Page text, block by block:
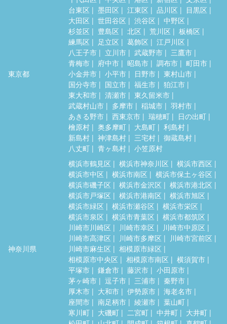
東京都
台東区
墨田区 江東区 品川区
目黒区
大田区
世田谷区 渋谷区
中野区
杉並区
豊島区 北区 荒川区
板橋区
練馬区
足立区 葛飾区
江戸川区
八王子市
立川市 武蔵野市
三鷹市
青梅市
府中市 昭島市 調布市
町田市
小金井市
小平市 日野市
東村山市
国分寺市
国立市 福生市
狛江市
東大和市
清瀬市
東久留米市
武蔵村山市
多摩市 稲城市
羽村市
あきる野市
西東京市 瑞穂町
日の出町
檜原村
奥多摩町 大島町
利島村
新島村
神津島村 三宅村
御蔵島村
八丈町
青ヶ島村 小笠原村
神奈川県
横浜市鶴見区 横浜市神奈川区
横浜市西区
横浜市中区
横浜市南区
横浜市保土ヶ谷区
横浜市磯子区
横浜市金沢区
横浜市港北区
横浜市戸塚区
横浜市港南区
横浜市旭区
横浜市緑区
横浜市瀬谷区
横浜市栄区
横浜市泉区
横浜市青葉区
横浜市都筑区
川崎市川崎区
川崎市幸区
川崎市中原区
川崎市高津区
川崎市多摩区
川崎市宮前区
川崎市麻生区
相模原市緑区
相模原市中央区
相模原市南区
横須賀市
平塚市
鎌倉市 藤沢市
小田原市
茅ヶ崎市
逗子市 三浦市
秦野市
厚木市
大和市 伊勢原市
海老名市
座間市
南足柄市 綾瀬市
葉山町
寒川町
大磯町 二宮町 中井町
大井町